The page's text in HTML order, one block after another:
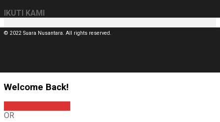
IKUTI KAMI
© 2022 Suara Nusantara. All rights reserved.
Welcome Back!
OR